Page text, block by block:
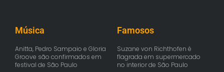
Música
Anitta, Pedro Sampaio e Gloria
Groove são confirmados em
festival de São Paulo
Famosos
Suzane von Richthofen é
flagrada em supermercado
no interior de São Paulo